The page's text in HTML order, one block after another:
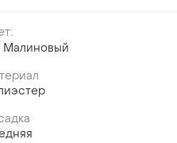
Малиновый